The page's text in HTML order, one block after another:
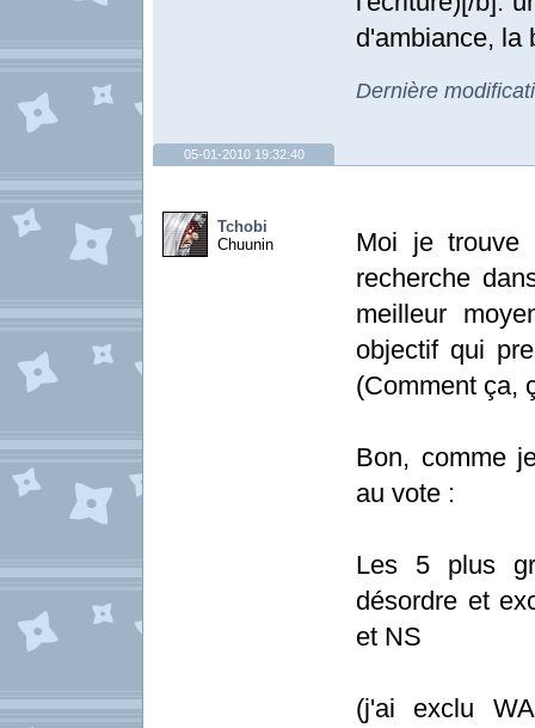
d'ambiance, la
Dernière
05-01-2010 19:32:40
Tchobi
Chuunin
Moi je trouve
recherche
meilleur
objectif qui
(Comment ça,
Bon, comme
au vote :
Les 5 plus
désordre et
et NS
(j'ai exclu